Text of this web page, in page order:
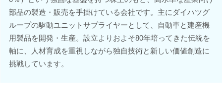
部品の製造・販売を手掛けている会社です。主にダイハツグ
ループの駆動ユニットサプライヤーとして、自動車と建産機
用製品を開発・生産。設立よりおよそ80年培ってきた伝統を
軸に、人材育成を重視しながら独自技術と新しい価値創造に
挑戦しています。